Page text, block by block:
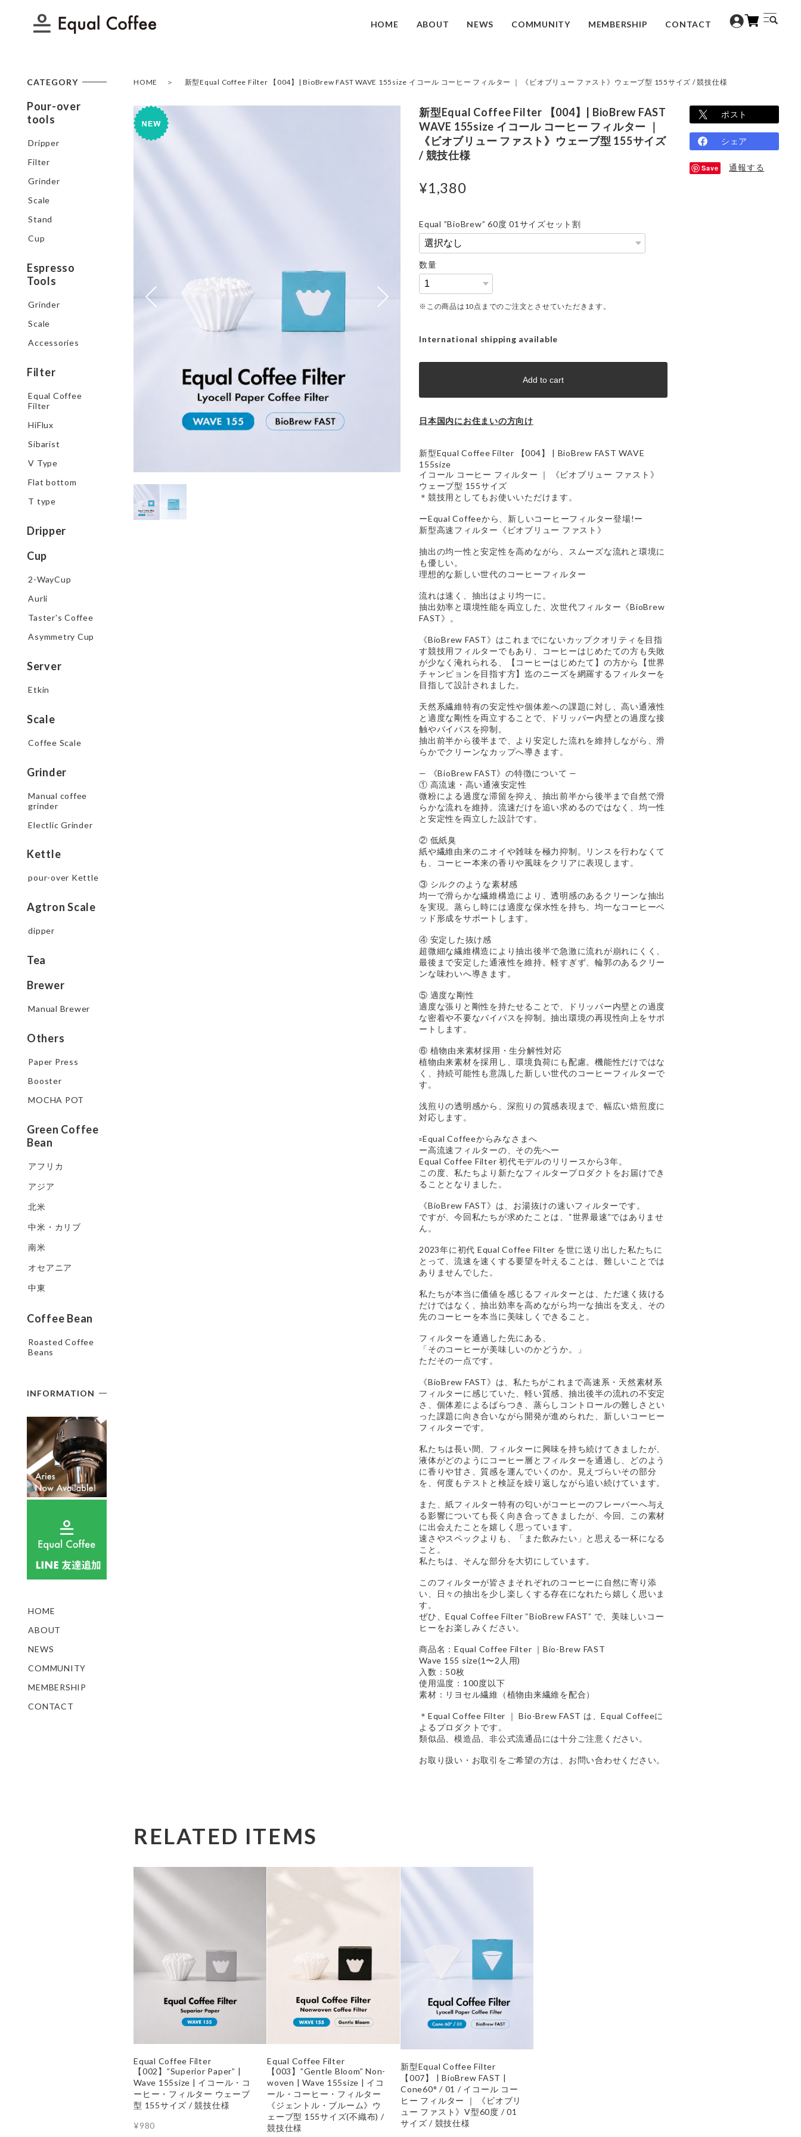
HOME ABOUT NEWS COMMUNITY MEMBERSHIP CONTACT
HOME 新型Equal Coffee Filter 【004】| BioBrew FAST WAVE 155size イコール コーヒー フィルター ｜ 《ビオブリュー ファスト》ウェーブ型 155サイズ / 競技仕様
新型Equal Coffee Filter 【004】| BioBrew FAST
WAVE 155size イコール コーヒー フィルター ｜
《ビオブリュー ファスト》ウェーブ型 155サイズ
/ 競技仕様
¥1,380
Equal ”BioBrew” 60度 01サイズセット割
数量
※この商品は10点までのご注文とさせていただきます。
International shipping available
Add to cart
日本国内にお住まいの方向け
新型Equal Coffee Filter 【004】 | BioBrew FAST WAVE
155size
イコール コーヒー フィルター ｜ 《ビオブリュー ファスト》
ウェーブ型 155サイズ
＊競技用としてもお使いいただけます。
ーEqual Coffeeから、新しいコーヒーフィルター登場!ー
新型高速フィルター《ビオブリュー ファスト》
抽出の均一性と安定性を高めながら、スムーズな流れと環境に
も優しい。
理想的な新しい世代のコーヒーフィルター
流れは速く、抽出はより均一に。
抽出効率と環境性能を両立した、次世代フィルター《BioBrew
FAST》。
《BioBrew FAST》はこれまでにないカップクオリティを目指
す競技用フィルターでもあり、コーヒーはじめたての方も失敗
が少なく淹れられる、【コーヒーはじめたて】の方から【世界
チャンピョンを目指す方】迄のニーズを網羅するフィルターを
目指して設計されました。
天然系繊維特有の安定性や個体差への課題に対し、高い通液性
と適度な剛性を両立することで、ドリッパー内壁との過度な接
触やバイパスを抑制。
抽出前半から後半まで、より安定した流れを維持しながら、滑
らかでクリーンなカップへ導きます。
— 《BioBrew FAST》の特徴について —
① 高流速・高い通液安定性
微粉による過度な滞留を抑え、抽出前半から後半まで自然で滑
らかな流れを維持。流速だけを追い求めるのではなく、均一性
と安定性を両立した設計です。
② 低紙臭
紙や繊維由来のニオイや雑味を極力抑制。リンスを行わなくて
も、コーヒー本来の香りや風味をクリアに表現します。
③ シルクのような素材感
均一で滑らかな繊維構造により、透明感のあるクリーンな抽出
を実現。蒸らし時には適度な保水性を持ち、均一なコーヒーベ
ッド形成をサポートします。
④ 安定した抜け感
超微細な繊維構造により抽出後半で急激に流れが崩れにくく、
最後まで安定した通液性を維持。軽すぎず、輪郭のあるクリー
ンな味わいへ導きます。
⑤ 適度な剛性
適度な張りと剛性を持たせることで、ドリッパー内壁との過度
な密着や不要なバイパスを抑制。抽出環境の再現性向上をサポ
ートします。
⑥ 植物由来素材採用・生分解性対応
植物由来素材を採用し、環境負荷にも配慮。機能性だけではな
く、持続可能性も意識した新しい世代のコーヒーフィルターで
す。
浅煎りの透明感から、深煎りの質感表現まで、幅広い焙煎度に
対応します。
▫️Equal Coffeeからみなさまへ
ー高流速フィルターの、その先へー
Equal Coffee Filter 初代モデルのリリースから3年。
この度、私たちより新たなフィルタープロダクトをお届けでき
ることとなりました。
《BioBrew FAST》は、お湯抜けの速いフィルターです。
ですが、今回私たちが求めたことは、“世界最速”ではありませ
ん。
2023年に初代 Equal Coffee Filter を世に送り出した私たちに
とって、流速を速くする要望を叶えることは、難しいことでは
ありませんでした。
私たちが本当に価値を感じるフィルターとは、ただ速く抜ける
だけではなく、抽出効率を高めながら均一な抽出を支え、その
先のコーヒーを本当に美味しくできること。
フィルターを通過した先にある、
「そのコーヒーが美味しいのかどうか。」
ただその一点です。
《BioBrew FAST》は、私たちがこれまで高速系・天然素材系
フィルターに感じていた、軽い質感、抽出後半の流れの不安定
さ、個体差によるばらつき、蒸らしコントロールの難しさとい
った課題に向き合いながら開発が進められた、新しいコーヒー
フィルターです。
私たちは長い間、フィルターに興味を持ち続けてきましたが、
液体がどのようにコーヒー層とフィルターを通過し、どのよう
に香りや甘さ、質感を運んでいくのか。見えづらいその部分
を、何度もテストと検証を繰り返しながら追い続けています。
また、紙フィルター特有の匂いがコーヒーのフレーバーへ与え
る影響についても長く向き合ってきましたが、今回、この素材
に出会えたことを嬉しく思っています。
速さやスペックよりも、「また飲みたい」と思える一杯になる
こと。
私たちは、そんな部分を大切にしています。
このフィルターが皆さまそれぞれのコーヒーに自然に寄り添
い、日々の抽出を少し楽しくする存在になれたら嬉しく思いま
す。
ぜひ、Equal Coffee Filter “BioBrew FAST” で、美味しいコー
ヒーをお楽しみください。
商品名：Equal Coffee Filter ｜Bio-Brew FAST
Wave 155 size(1〜2人用)
入数：50枚
使用温度：100度以下
素材：リヨセル繊維（植物由来繊維を配合）
＊Equal Coffee Filter ｜ Bio-Brew FAST は、Equal Coffeeに
よるプロダクトです。
類似品、模造品、非公式流通品には十分ご注意ください。
お取り扱い・お取引をご希望の方は、お問い合わせください。
ポスト
シェア
Save 通報する
RELATED ITEMS
Equal Coffee Filter
【002】”Superior Paper” |
Wave 155size | イコール・コ
ーヒー・フィルター ウェーブ
型 155サイズ / 競技仕様
¥980
Equal Coffee Filter
【003】”Gentle Bloom” Non-
woven | Wave 155size | イコ
ール・コーヒー・フィルター
《ジェントル・ブルーム》ウ
ェーブ型 155サイズ(不織布) /
競技仕様
新型Equal Coffee Filter
【007】 | BioBrew FAST |
Cone60° / 01 / イコール コー
ヒー フィルター ｜ 《ビオブリ
ュー ファスト》V型60度 / 01
サイズ / 競技仕様
CATEGORY
Pour-over
tools
Dripper
Filter
Grinder
Scale
Stand
Cup
Espresso
Tools
Grinder
Scale
Accessories
Filter
Equal Coffee
Filter
HiFlux
Sibarist
V Type
Flat bottom
T type
Dripper
Cup
2-WayCup
Aurli
Taster's Coffee
Asymmetry Cup
Server
Etkin
Scale
Coffee Scale
Grinder
Manual coffee
grinder
Electlic Grinder
Kettle
pour-over Kettle
Agtron Scale
dipper
Tea
Brewer
Manual Brewer
Others
Paper Press
Booster
MOCHA POT
Green Coffee
Bean
アフリカ
アジア
北米
中米・カリブ
南米
オセアニア
中東
Coffee Bean
Roasted Coffee
Beans
INFORMATION
HOME
ABOUT
NEWS
COMMUNITY
MEMBERSHIP
CONTACT